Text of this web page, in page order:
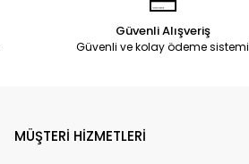
Güvenli Alışveriş
Güvenli ve kolay ödeme sistemi
MÜŞTERİ HİZMETLERİ